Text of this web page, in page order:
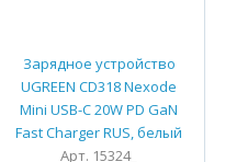
Зарядное устройство
UGREEN CD318 Nexode
Mini USB-C 20W PD GaN
Fast Charger RUS, белый
Арт. 15324_